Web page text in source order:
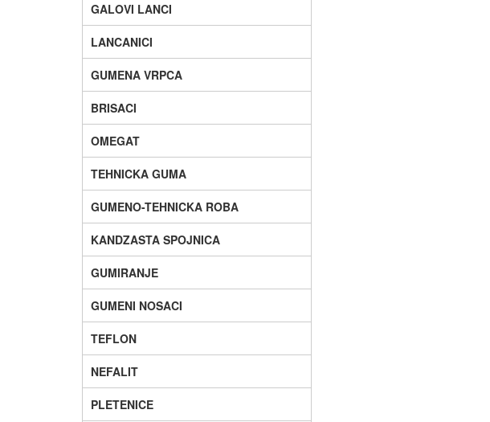
GALOVI LANCI
LANCANICI
GUMENA VRPCA
BRISACI
OMEGAT
TEHNICKA GUMA
GUMENO-TEHNICKA ROBA
KANDZASTA SPOJNICA
GUMIRANJE
GUMENI NOSACI
TEFLON
NEFALIT
PLETENICE